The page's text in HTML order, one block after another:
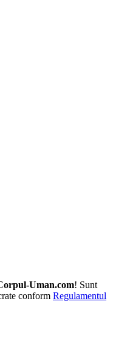
Uman.com! Sunt
conform Regulamentul